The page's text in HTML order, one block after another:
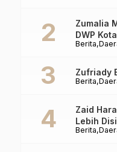
Berita
Zumalia
DWP
Berita
Zufriady
Berita
Zaid
Lebih